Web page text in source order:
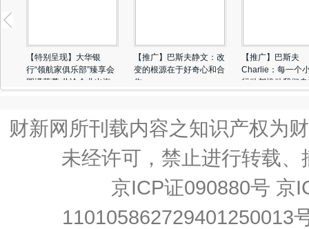
【特别呈现】大华银
行“领航家俱乐部”臻享会
圆满落幕 共论企业出海
【推广】巴斯夫静文：改
变的根源在于好奇心和合
作
【推广】巴斯夫
Charlie：每一个
行动都推动我们
财新网所刊载内容之知识产权为
未经许可，禁止进行转载
京ICP证090880号 京
110105862729401250013